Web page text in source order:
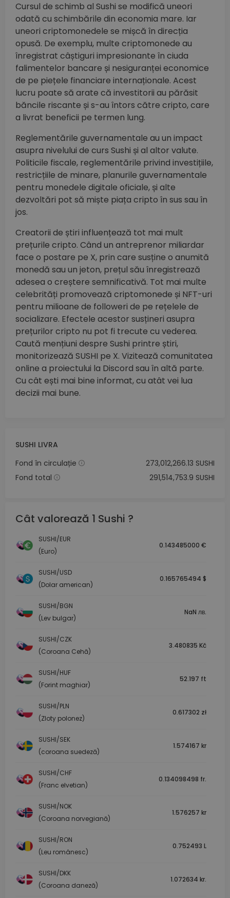
Cursul de schimb al Sushi se modifică uneori
odată cu schimbările din economia mare. Iar
uneori criptomonedele se mișcă în direcția
opusă. De exemplu, multe criptomonede au
înregistrat câștiguri impresionante în ciuda
falimentelor bancare și nesiguranței economice
de pe piețele financiare internaționale. Acest
lucru poate să arate că investitorii au părăsit
băncile riscante și s-au întors către cripto, care
a livrat beneficii pe termen lung.
Reglementările guvernamentale au un impact
asupra nivelului de curs Sushi și al altor valute.
Politicile fiscale, reglementările privind investițiile,
restricțiile de minare, planurile guvernamentale
pentru monedele digitale oficiale, și alte
dezvoltări pot să miște piața cripto în sus sau în
jos.
Creatorii de știri influențează tot mai mult
prețurile cripto. Când un antreprenor miliardar
face o postare pe X, prin care susține o anumită
monedă sau un jeton, prețul său înregistrează
adesea o creștere semnificativă. Tot mai multe
celebrități promovează criptomonede și NFT-uri
pentru milioane de followeri de pe rețelele de
socializare. Efectele acestor susțineri asupra
prețurilor cripto nu pot fi trecute cu vederea.
Caută mențiuni despre Sushi printre știri,
monitorizează SUSHI pe X. Vizitează comunitatea
online a proiectului la Discord sau în altă parte.
Cu cât ești mai bine informat, cu atât vei lua
decizii mai bune.
SUSHI LIVRA
Fond în circulație
273,012,266.13 SUSHI
Fond total
291,514,753.9 SUSHI
Cât valorează 1 Sushi ?
SUSHI/EUR
(Euro)
0.143485000 €
SUSHI/USD
(Dolar american)
0.165765494 $
SUSHI/BGN
(Lev bulgar)
NaN лв.
SUSHI/CZK
(Coroana Cehă)
3.480835 Kč
SUSHI/HUF
(Forint maghiar)
52.197 ft
SUSHI/PLN
(Zloty polonez)
0.617302 zł
SUSHI/SEK
(coroana suedeză)
1.574167 kr
SUSHI/CHF
(Franc elvetian)
0.134098498 fr.
SUSHI/NOK
(Coroana norvegiană)
1.576257 kr
SUSHI/RON
(Leu românesc)
0.752493 L
SUSHI/DKK
(Coroana daneză)
1.072634 kr.